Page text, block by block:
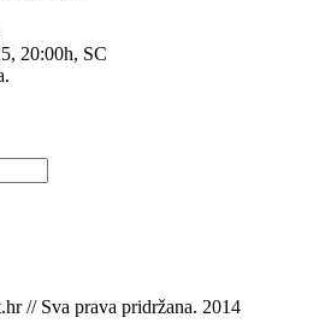
20:00h, SC
// Sva prava pridržana. 2014